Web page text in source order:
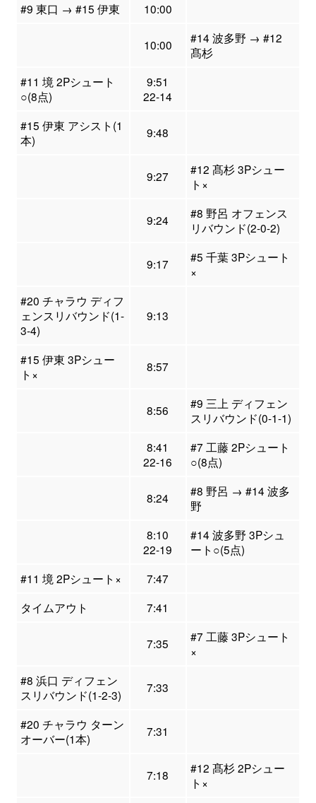
#9 東口 → #15 伊東 10:00
10:00
#14 波多野 → #12
髙杉
#11 境 2Pシュート
○(8点)
9:51
22-14
#15 伊東 アシスト(1
本)
9:48
9:27
#12 髙杉 3Pシュー
ト×
9:24
#8 野呂 オフェンス
リバウンド(2-0-2)
9:17
#5 千葉 3Pシュート
×
#20 チャラウ ディフ
ェンスリバウンド(1-
3-4)
9:13
#15 伊東 3Pシュー
ト×
8:57
8:56
#9 三上 ディフェン
スリバウンド(0-1-1)
8:41
22-16
#7 工藤 2Pシュート
○(8点)
8:24
#8 野呂 → #14 波多
野
8:10
22-19
#14 波多野 3Pシュ
ート○(5点)
#11 境 2Pシュート×
7:47
タイムアウト
7:41
7:35
#7 工藤 3Pシュート
×
#8 浜口 ディフェン
スリバウンド(1-2-3)
7:33
#20 チャラウ ターン
オーバー(1本)
7:31
7:18
#12 髙杉 2Pシュー
ト×